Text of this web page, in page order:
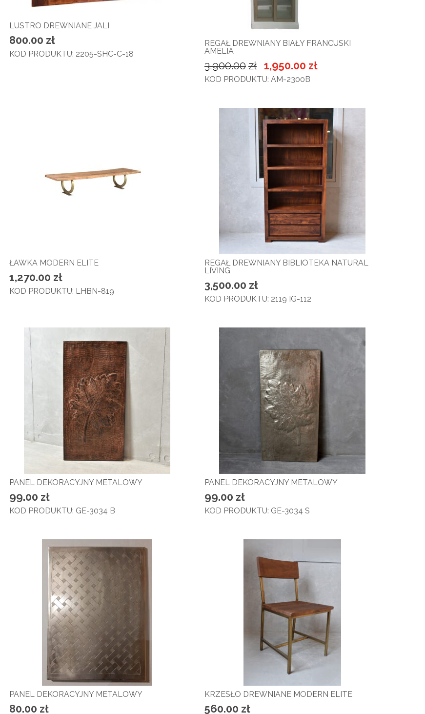
LUSTRO DREWNIANE JALI
800.00 zł
KOD PRODUKTU: 2205-SHC-C-18
REGAŁ DREWNIANY BIAŁY FRANCUSKI
AMELIA
3,900.00zł 1,950.00 zł
KOD PRODUKTU: AM-2300B
ŁAWKA MODERN ELITE
1,270.00 zł
KOD PRODUKTU: LHBN-819
REGAŁ DREWNIANY BIBLIOTEKA NATURAL
LIVING
3,500.00 zł
KOD PRODUKTU: 2119 IG-112
PANEL DEKORACYJNY METALOWY
99.00 zł
KOD PRODUKTU: GE-3034 B
PANEL DEKORACYJNY METALOWY
99.00 zł
KOD PRODUKTU: GE-3034 S
PANEL DEKORACYJNY METALOWY
80.00 zł
KRZESŁO DREWNIANE MODERN ELITE
560.00 zł